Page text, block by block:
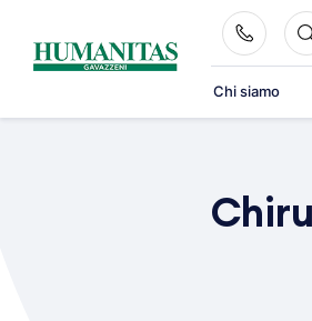
content
Chi siamo